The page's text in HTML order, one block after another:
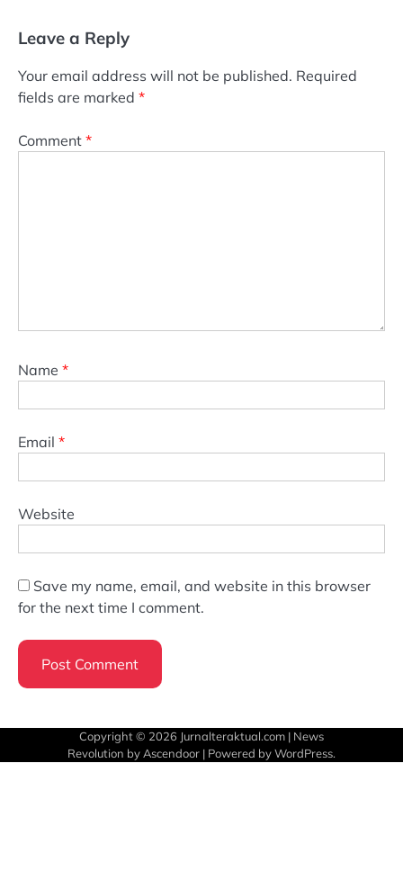
Leave a Reply
Your email address will not be published. Required
fields are marked *
Comment *
Name *
Email *
Website
Save my name, email, and website in this browser
for the next time I comment.
Copyright © 2026 Jurnalteraktual.com | News
Revolution by Ascendoor | Powered byWordPress.